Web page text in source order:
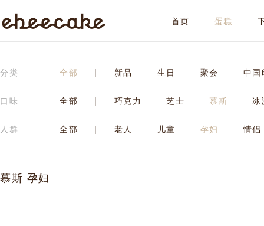
首页 蛋糕
分类 全部 | 新品 生日 聚会 中国
口味 全部 | 巧克力 芝士 慕斯 冰
人群 全部 | 老人 儿童 孕妇 情侣
慕斯 孕妇